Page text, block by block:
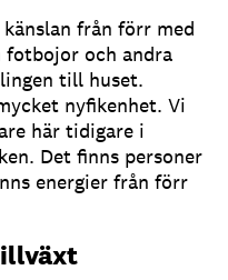
från förr med
fotbojor och andra
till huset.
nyfikenhet. Vi
här tidigare i
Det finns personer
energier från förr